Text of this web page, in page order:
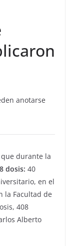
anotarse
que durante la
dosis: 40
en el
la Facultad de
408
Alberto